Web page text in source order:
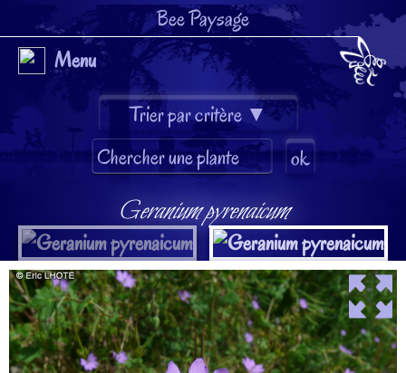
Bee Paysage
Menu
Geranium pyrenaicum